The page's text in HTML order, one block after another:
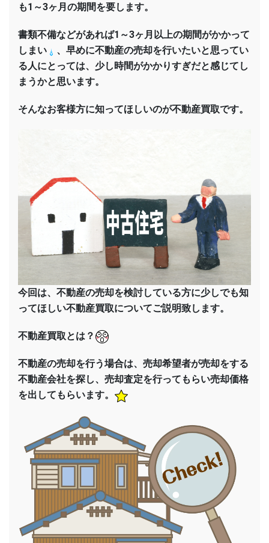
も1～3ヶ月の期間を要します。
書類不備などがあれば1～3ヶ月以上の期間がかかって
しまい
、早めに不動産の売却を行いたいと思ってい
る人にとっては、少し時間がかかりすぎだと感じてし
まうかと思います。
そんなお客様方に知ってほしいのが不動産買取です。
今回は、不動産の売却を検討している方に少しでも知
ってほしい不動産買取についてご説明致します。
不動産買取とは？
不動産の売却を行う場合は、売却希望者が売却をする
不動産会社を探し、売却査定を行ってもらい売却価格
を出してもらいます。